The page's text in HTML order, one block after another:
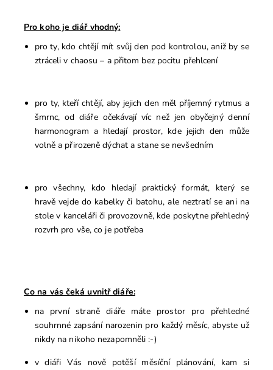
Pro koho je diář vhodný:
pro ty, kdo chtějí mít svůj den pod kontrolou, aniž by se
ztráceli v chaosu – a přitom bez pocitu přehlcení
pro ty, kteří chtějí, aby jejich den měl příjemný rytmus a
šmrnc, od diáře očekávají víc než jen obyčejný denní
harmonogram a hledají prostor, kde jejich den může
volně a přirozeně dýchat a stane se nevšedním
pro všechny, kdo hledají praktický formát, který se
hravě vejde do kabelky či batohu, ale neztratí se ani na
stole v kanceláři či provozovně, kde poskytne přehledný
rozvrh pro vše, co je potřeba
Co na vás čeká uvnitř diáře:
na první straně diáře máte prostor pro přehledné
souhrnné zapsání narozenin pro každý měsíc, abyste už
nikdy na nikoho nezapomněli :-)
v diáři Vás nově potěší měsíční plánování, kam si